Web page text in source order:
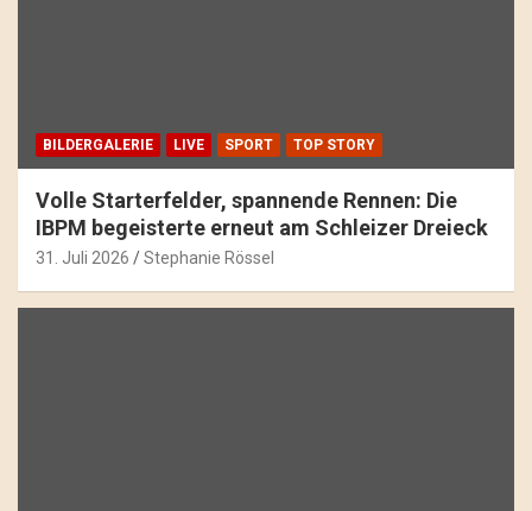
BILDERGALERIE LIVE SPORT TOP STORY
Volle Starterfelder, spannende Rennen: Die
IBPM begeisterte erneut am Schleizer Dreieck
31. Juli 2026 Stephanie Rössel